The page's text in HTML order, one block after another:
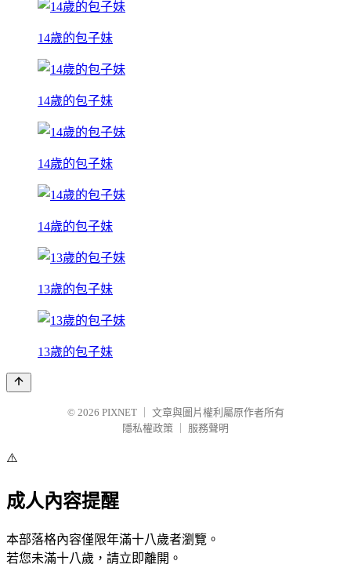
14歲的包子妹
14歲的包子妹
14歲的包子妹
14歲的包子妹
13歲的包子妹
13歲的包子妹
© 2026 PIXNET
文章與圖片權利屬原作者所有
隱私權政策
服務聲明
⚠️
成人內容提醒
本部落格內容僅限年滿十八歲者瀏覽。
若您未滿十八歲，請立即離開。